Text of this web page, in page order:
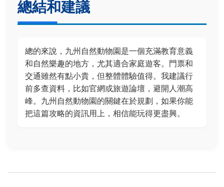
總結和建議
總的來說，九州自然動物園是一個充滿教育意義
和自然樂趣的地方，尤其適合家庭遊客。門票和
交通雖然有點小貴，但整體體驗值得。我建議行
前多查資料，比如官網或旅遊論壇，避開人潮高
峰。九州自然動物園的關鍵在於規劃，如果你能
把這篇攻略的資訊用上，相信能玩得更盡興。